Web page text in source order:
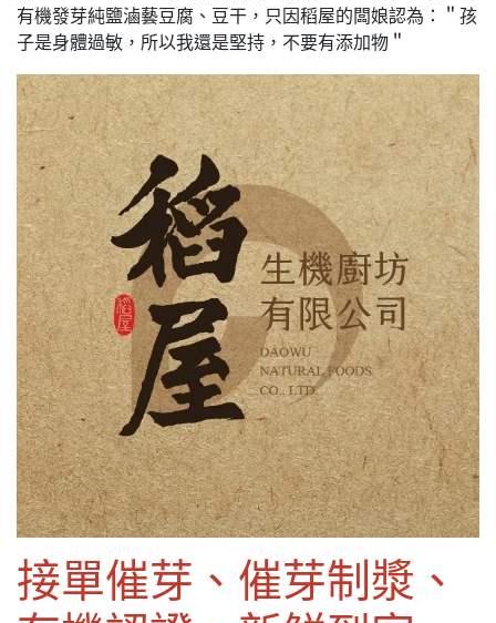
有機發芽純鹽滷藝豆腐、豆干，只因稻屋的闆娘認為：＂孩
子是身體過敏，所以我還是堅持，不要有添加物＂
接單催芽、催芽制漿、